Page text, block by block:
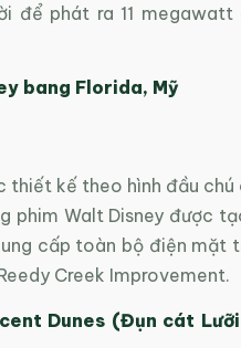
để phát ra 11 megawatt
bang Florida, Mỹ
thiết kế theo hình đầu chú
phim Walt Disney được
cấp toàn bộ điện mặt
Creek Improvement.
Dunes (Đụn cát